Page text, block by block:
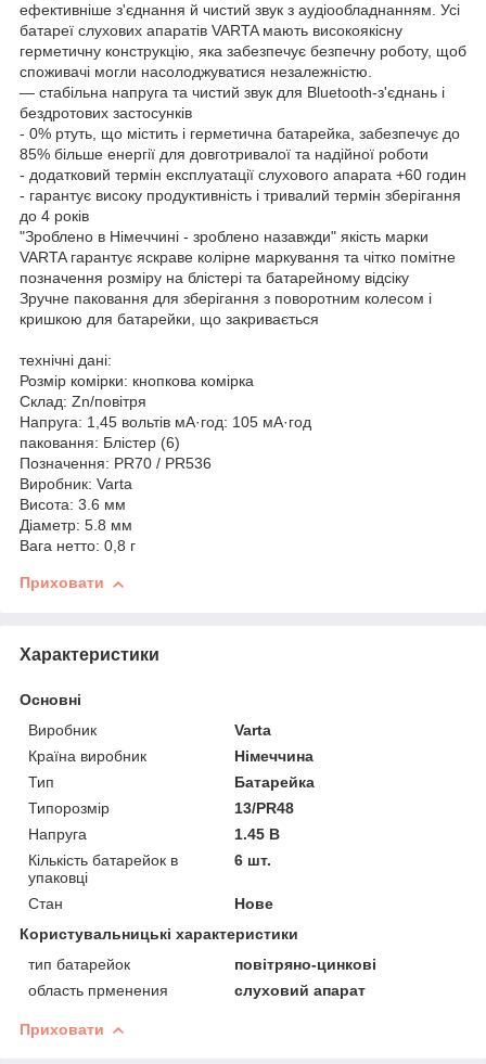
ефективніше з'єднання й чистий звук з аудіообладнанням. Усі
батареї слухових апаратів VARTA мають високоякісну
герметичну конструкцію, яка забезпечує безпечну роботу, щоб
споживачі могли насолоджуватися незалежністю.
— стабільна напруга та чистий звук для Bluetooth-з'єднань і
бездротових застосунків
- 0% ртуть, що містить і герметична батарейка, забезпечує до
85% більше енергії для довготривалої та надійної роботи
- додатковий термін експлуатації слухового апарата +60 годин
- гарантує високу продуктивність і тривалий термін зберігання
до 4 років
"Зроблено в Німеччині - зроблено назавжди" якість марки
VARTA гарантує яскраве колірне маркування та чітко помітне
позначення розміру на блістері та батарейному відсіку
Зручне паковання для зберігання з поворотним колесом і
кришкою для батарейки, що закривається
технічні дані:
Розмір комірки: кнопкова комірка
Склад: Zn/повітря
Напруга: 1,45 вольтів мА·год: 105 мА·год
паковання: Блістер (6)
Позначення: PR70 / PR536
Виробник: Varta
Висота: 3.6 мм
Діаметр: 5.8 мм
Вага нетто: 0,8 г
Приховати
Характеристики
Основні
Виробник
Varta
Країна виробник
Німеччина
Тип
Батарейка
Типорозмір
13/PR48
Напруга
1.45 В
Кількість батарейок в
упаковці
6 шт.
Стан
Нове
Користувальницькі характеристики
тип батарейок
повітряно-цинкові
область прменения
слуховий апарат
Приховати